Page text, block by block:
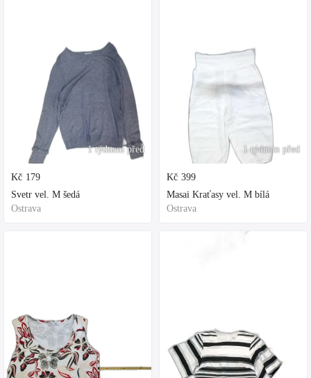
1 týdnem před
Kč 179
Svetr vel. M šedá
Ostrava
1 týdnem před
Kč 399
Masai Kraťasy vel. M bílá
Ostrava